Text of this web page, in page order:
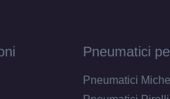
Pneumatici
Pneumatici